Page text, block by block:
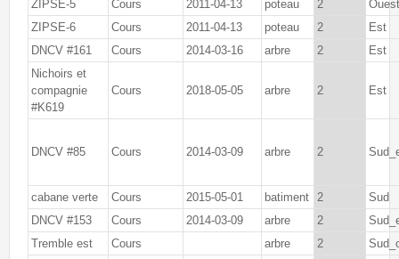
ZIPSE-5
Cours 2011-04-13 poteau 2
ZIPSE-6
Cours 2011-04-13 poteau 2
Est
DNCV #161
Cours 2014-03-16 arbre 2
Est
Nichoirs et
compagnie
#K619
Cours 2018-05-05 arbre 2 Est
DNCV #85 Cours 2014-03-09 arbre 2
cabane verte Cours 2015-05-01 batiment 2
Sud
DNCV #153
Cours 2014-03-09 arbre 2
Tremble est
Cours arbre 2